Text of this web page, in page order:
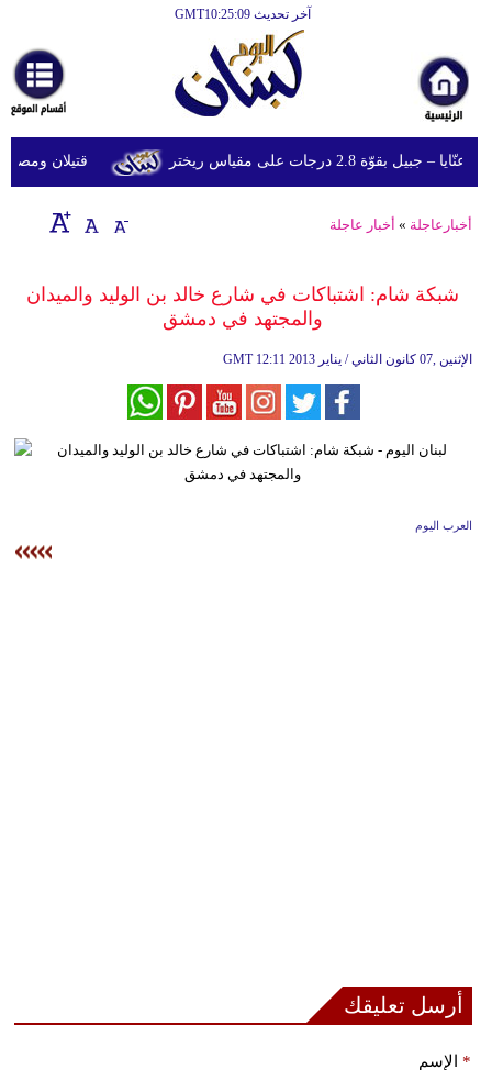
آخر تحديث GMT10:25:09
أخبارعاجلة
رياضة
ثقافة
إقتصاد
وموسيقى
ديكور
قتيلان ومصابون جراء 14 غارة إسرائيلية على 2.8 درجات على مقياس ريختر
أخبارعاجلة » أخبار عاجلة
شبكة شام: اشتباكات في شارع خالد بن الوليد والميدان
والمجتهد في دمشق
GMT 12:11 2013 الإثنين ,07 كانون الثاني / يناير
العرب اليوم
أرسل تعليقك
الإسم *